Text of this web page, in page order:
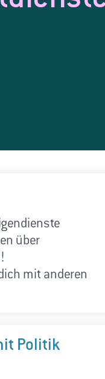
über
mit anderen
Politik